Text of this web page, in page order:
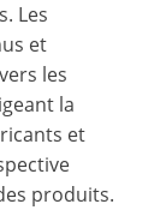
Les
et
les
la
et
produits.